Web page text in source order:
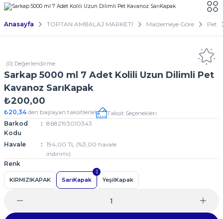
Anasayfa TOPTAN AMBALAJ MARKETİ Malzemeye Göre Pet
(0) Değerlendirme
Sarkap 5000 ml 7 Adet Kolili Uzun Dilimli Pet
Kavanoz SarıKapak
₺200,00
₺20,34 den başlayan taksitlerle!
Taksit Seçenekleri
Barkod
Kodu
8682193010343
Havale
194,00 TL (%3,00 havale
indirimi)
Renk
KIRMIZIKAPAK SarıKapak YeşilKapak